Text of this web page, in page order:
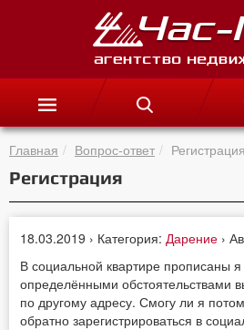
Главная Вопрос-ответ Регистрация
Регистрация
18.03.2019 › Категория: Дарение ›
В социальной квартире прописаны
определёнными обстоятельствами
по другому адресу. Смогу ли я
обратно зарегистрироваться в